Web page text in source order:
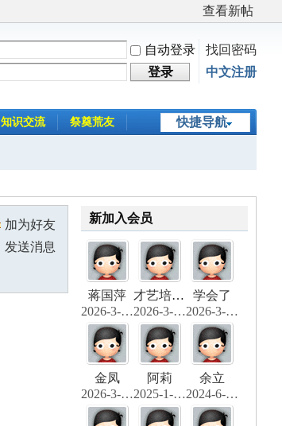
查看新帖
自动登录
找回密码
登录 中文注册
快捷导航
知识交流 祭奠荒友
新加入会员
蒋国萍
2026-3-25 11:03
才艺培养委员会
2026-3-13 16:16
学会了
2026-3-11 20:54
金凤
2026-3-10 21:50
阿莉
2025-1-26 12:30
余立
2024-6-22 11:25
加为好友
发送消息